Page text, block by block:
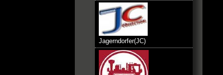
Jagerndorfer(JC)